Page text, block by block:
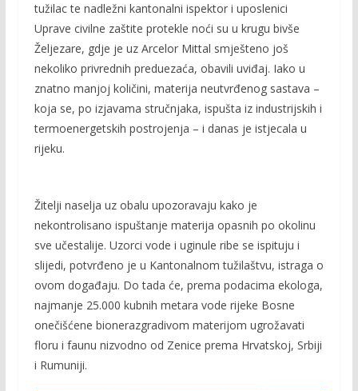
tužilac te nadležni kantonalni ispektor i uposlenici
Uprave civilne zaštite protekle noći su u krugu bivše
Željezare, gdje je uz Arcelor Mittal smješteno još
nekoliko privrednih preduezaća, obavili uviđaj. Iako u
znatno manjoj količini, materija neutvrđenog sastava –
koja se, po izjavama stručnjaka, ispušta iz industrijskih i
termoenergetskih postrojenja – i danas je istjecala u
rijeku.
Žitelji naselja uz obalu upozoravaju kako je
nekontrolisano ispuštanje materija opasnih po okolinu
sve učestalije. Uzorci vode i uginule ribe se ispituju i
slijedi, potvrđeno je u Kantonalnom tužilaštvu, istraga o
ovom događaju. Do tada će, prema podacima ekologa,
najmanje 25.000 kubnih metara vode rijeke Bosne
onečišćene bionerazgradivom materijom ugrožavati
floru i faunu nizvodno od Zenice prema Hrvatskoj, Srbiji
i Rumuniji.